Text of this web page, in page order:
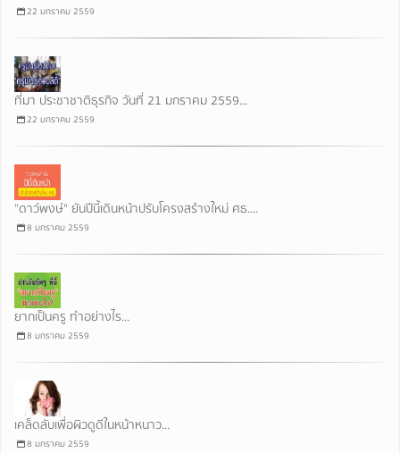
22 มกราคม 2559
ที่มา ประชาชาติธุรกิจ วันที่ 21 มกราคม 2559...
22 มกราคม 2559
"ดาว์พงษ์" ยันปีนี้เดินหน้าปรับโครงสร้างใหม่ ศธ....
8 มกราคม 2559
ยากเป็นครู ทำอย่างไร...
8 มกราคม 2559
เคล็ดลับเพื่อผิวดูดีในหน้าหนาว...
8 มกราคม 2559